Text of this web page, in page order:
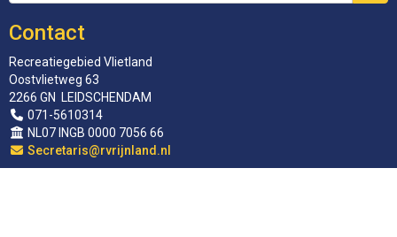
Contact
Recreatiegebied Vlietland
Oostvlietweg 63
2266 GN LEIDSCHENDAM
071-5610314
NL07 INGB 0000 7056 66
siraterceS@rvrijnland.nl